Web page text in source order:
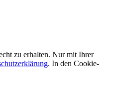
zu erhalten. Nur mit Ihrer
. In den Cookie-